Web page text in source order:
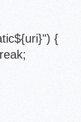
{